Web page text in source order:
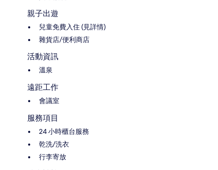
親子出遊
兒童免費入住 (見詳情)
雜貨店/便利商店
活動資訊
溫泉
遠距工作
會議室
服務項目
24 小時櫃台服務
乾洗/洗衣
行李寄放